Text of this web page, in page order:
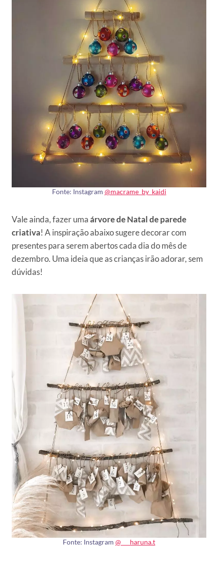
Fonte: Instagram @macrame_by_kaidi
Vale ainda, fazer umaárvore de Natal de parede
criativa! A inspiração abaixo sugere decorar com
presentes para serem abertos cada dia do mês de
dezembro. Uma ideia que as crianças irão adorar, sem
dúvidas!
Fonte: Instagram @___haruna.t